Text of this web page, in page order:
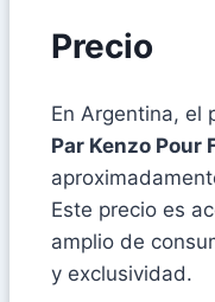
Precio
En Argentina, el
Par Kenzo Pour
Este precio es
amplio de
y exclusividad.